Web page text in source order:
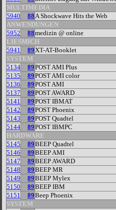
MULTIMEDIA
5940
88A Shockwave Hits the Web
ANWENDUNGEN
5952
88medizin @ online
LIESMICH
5941
89XT-AT-Booklet
SYSTEM
5134
89POST AMI Plus
5135
89POST AMI color
5136
89POST AMI
5137
89POST AWARD
5141
89POST IBMAT
5142
89POST Phoenix
5143
89POST Quadtel
5144
89POST IBMPC
HARDWARE
5145
89BEEP Quadtel
5146
89BEEP AMI
5147
89BEEP AWARD
5148
89BEEP MR
5149
89BEEP Mylex
5150
89BEEP IBM
5151
89Beep Phoenix
SYSTEM